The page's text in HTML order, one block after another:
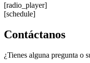
[radio_player]
[schedule]
Contáctanos
¿Tienes alguna pregunta o